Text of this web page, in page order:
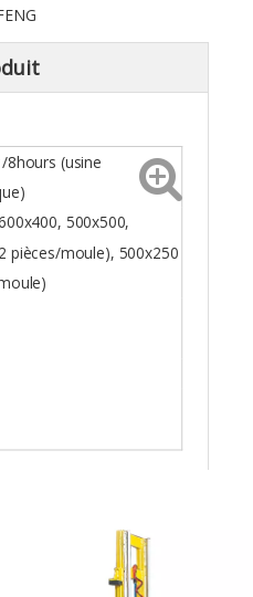
8hours (usine
500x500,
pièces/moule), 500x250